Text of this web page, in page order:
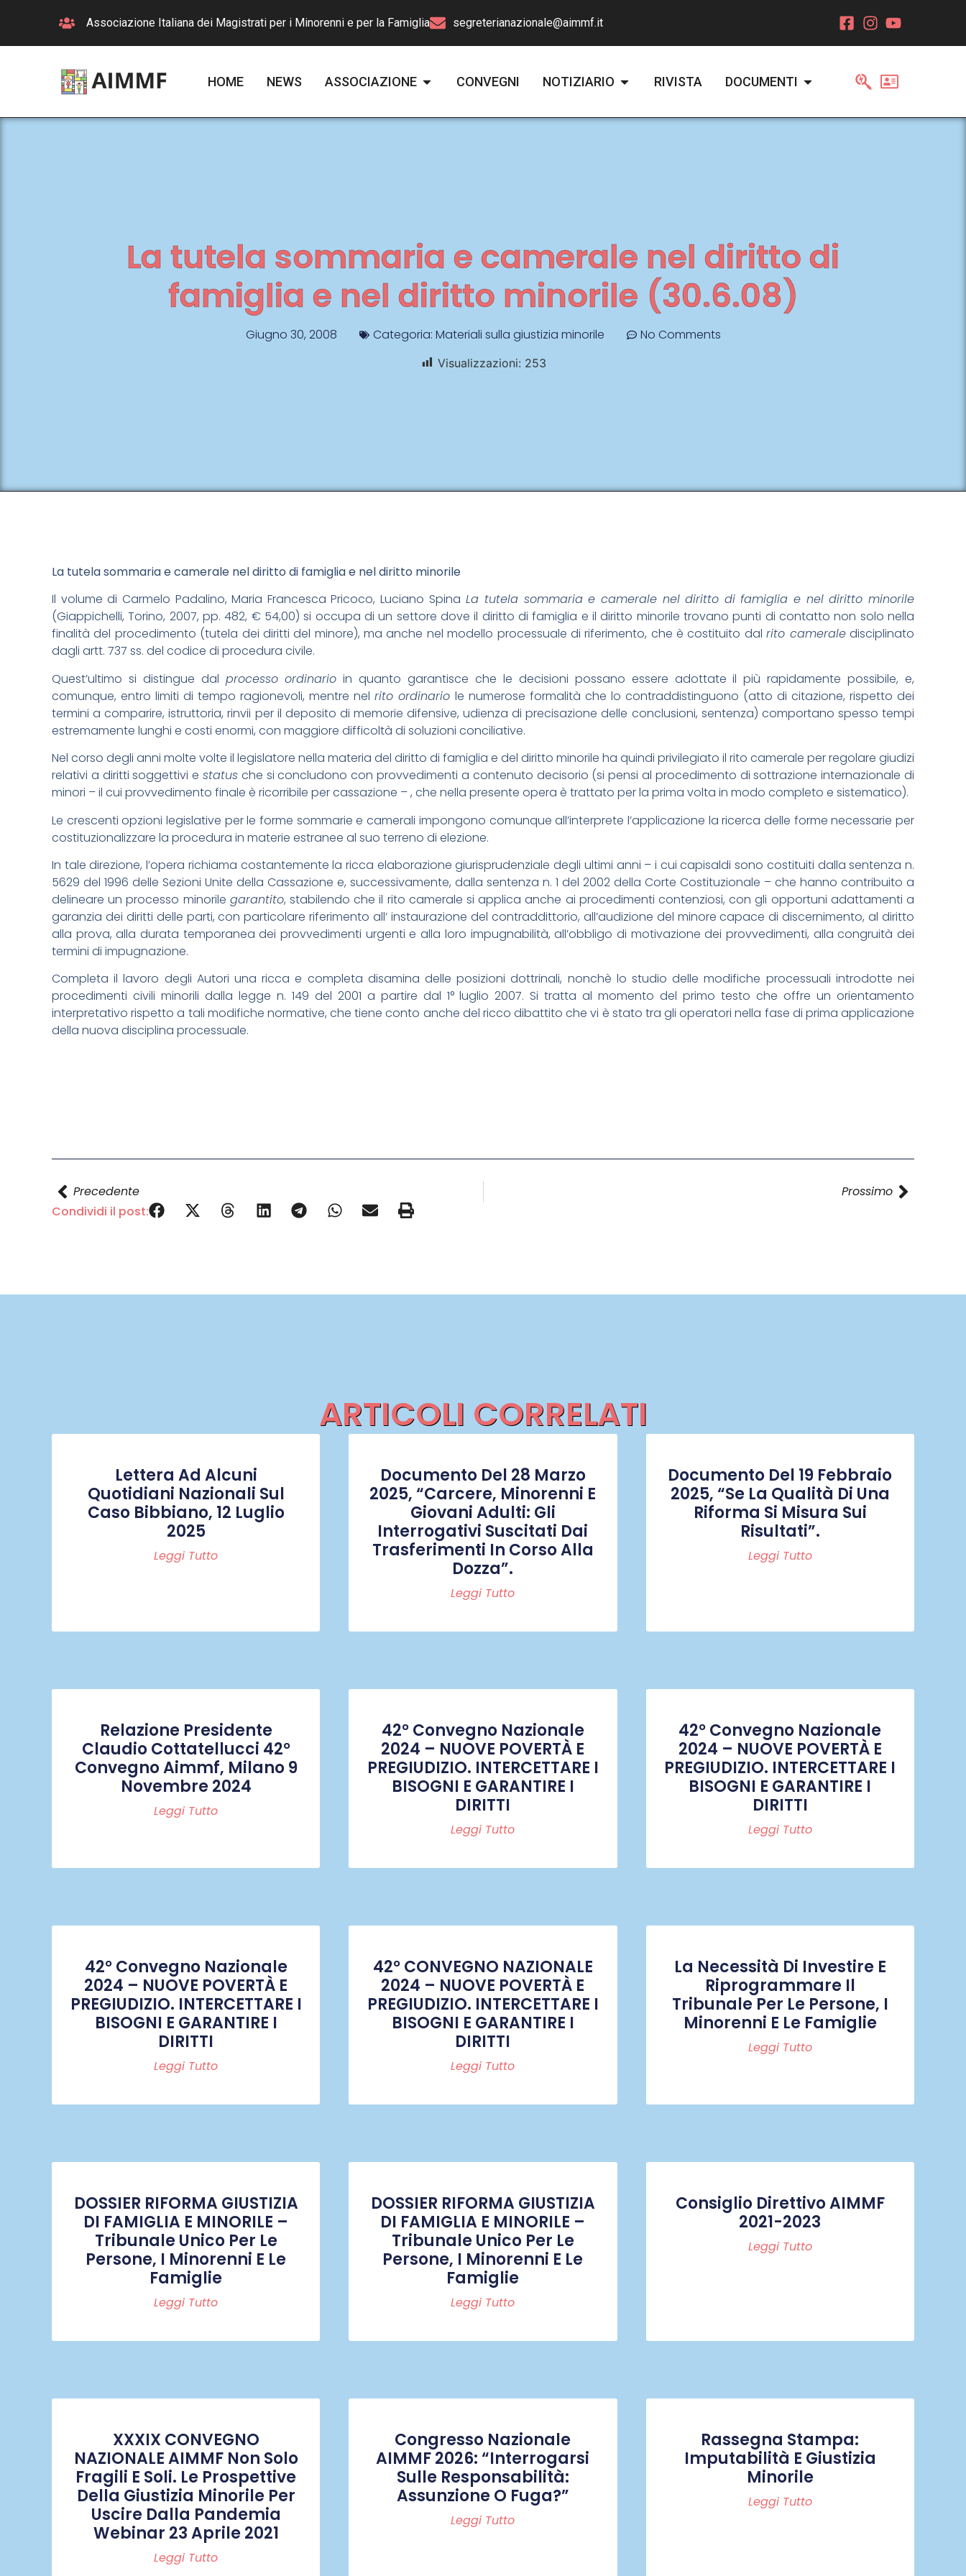
Associazione Italiana dei Magistrati per i Minorenni e per la Famiglia segreterianazionale@aimmf.it
HOME NEWS ASSOCIAZIONE CONVEGNI NOTIZIARIO RIVISTA DOCUMENTI
La tutela sommaria e camerale nel diritto di
famiglia e nel diritto minorile (30.6.08)
Giugno 30, 2008 Categoria: Materiali sulla giustizia minorile No Comments
Visualizzazioni: 253
La tutela sommaria e camerale nel diritto di famiglia e nel diritto minorile
Il volume di Carmelo Padalino, Maria Francesca Pricoco, Luciano Spina La tutela sommaria e camerale nel diritto di famiglia e nel diritto minorile
(Giappichelli, Torino, 2007, pp. 482, € 54,00) si occupa di un settore dove il diritto di famiglia e il diritto minorile trovano punti di contatto non solo nella
finalità del procedimento (tutela dei diritti del minore), ma anche nel modello processuale di riferimento, che è costituito dalrito cameraledisciplinato
dagli artt. 737 ss. del codice di procedura civile.
Quest’ultimo si distingue dal processo ordinario in quanto garantisce che le decisioni possano essere adottate il più rapidamente possibile, e,
comunque, entro limiti di tempo ragionevoli, mentre nelrito ordinario le numerose formalità che lo contraddistinguono (atto di citazione, rispetto dei
termini a comparire, istruttoria, rinvii per il deposito di memorie difensive, udienza di precisazione delle conclusioni, sentenza) comportano spesso tempi
estremamente lunghi e costi enormi, con maggiore difficoltà di soluzioni conciliative.
Nel corso degli anni molte volte il legislatore nella materia del diritto di famiglia e del diritto minorile ha quindi privilegiato il rito camerale per regolare giudizi
relativi a diritti soggettivi estatus che si concludono con provvedimenti a contenuto decisorio (si pensi al procedimento di sottrazione internazionale di
minori – il cui provvedimento finale è ricorribile per cassazione – , che nella presente opera è trattato per la prima volta in modo completo e sistematico).
Le crescenti opzioni legislative per le forme sommarie e camerali impongono comunque all’interprete l’applicazione la ricerca delle forme necessarie per
costituzionalizzare la procedura in materie estranee al suo terreno di elezione.
In tale direzione, l’opera richiama costantemente la ricca elaborazione giurisprudenziale degli ultimi anni – i cui capisaldi sono costituiti dalla sentenza n.
5629 del 1996 delle Sezioni Unite della Cassazione e, successivamente, dalla sentenza n. 1 del 2002 della Corte Costituzionale – che hanno contribuito a
delineare un processo minorile garantito, stabilendo che il rito camerale si applica anche ai procedimenti contenziosi, con gli opportuni adattamenti a
garanzia dei diritti delle parti, con particolare riferimento all’ instaurazione del contraddittorio, all’audizione del minore capace di discernimento, al diritto
alla prova, alla durata temporanea dei provvedimenti urgenti e alla loro impugnabilità, all’obbligo di motivazione dei provvedimenti, alla congruità dei
termini di impugnazione.
Completa il lavoro degli Autori una ricca e completa disamina delle posizioni dottrinali, nonchè lo studio delle modifiche processuali introdotte nei
procedimenti civili minorili dalla legge n. 149 del 2001 a partire dal 1° luglio 2007. Si tratta al momento del primo testo che offre un orientamento
interpretativo rispetto a tali modifiche normative, che tiene conto anche del ricco dibattito che vi è stato tra gli operatori nella fase di prima applicazione
della nuova disciplina processuale.
Precedente
Prossimo
Condividi il post:
ARTICOLI CORRELATI
Lettera Ad Alcuni
Quotidiani Nazionali Sul
Caso Bibbiano, 12 Luglio
2025
Leggi Tutto
Documento Del 28 Marzo
2025, “Carcere, Minorenni E
Giovani Adulti: Gli
Interrogativi Suscitati Dai
Trasferimenti In Corso Alla
Dozza”.
Leggi Tutto
Documento Del 19 Febbraio
2025, “Se La Qualità Di Una
Riforma Si Misura Sui
Risultati”.
Leggi Tutto
Relazione Presidente
Claudio Cottatellucci 42°
Convegno Aimmf, Milano 9
Novembre 2024
Leggi Tutto
42° Convegno Nazionale
2024 – NUOVE POVERTÀ E
PREGIUDIZIO. INTERCETTARE I
BISOGNI E GARANTIRE I
DIRITTI
Leggi Tutto
42° Convegno Nazionale
2024 – NUOVE POVERTÀ E
PREGIUDIZIO. INTERCETTARE I
BISOGNI E GARANTIRE I
DIRITTI
Leggi Tutto
42° Convegno Nazionale
2024 – NUOVE POVERTÀ E
PREGIUDIZIO. INTERCETTARE I
BISOGNI E GARANTIRE I
DIRITTI
Leggi Tutto
42° CONVEGNO NAZIONALE
2024 – NUOVE POVERTÀ E
PREGIUDIZIO. INTERCETTARE I
BISOGNI E GARANTIRE I
DIRITTI
Leggi Tutto
La Necessità Di Investire E
Riprogrammare Il
Tribunale Per Le Persone, I
Minorenni E Le Famiglie
Leggi Tutto
DOSSIER RIFORMA GIUSTIZIA
DI FAMIGLIA E MINORILE –
Tribunale Unico Per Le
Persone, I Minorenni E Le
Famiglie
Leggi Tutto
DOSSIER RIFORMA GIUSTIZIA
DI FAMIGLIA E MINORILE –
Tribunale Unico Per Le
Persone, I Minorenni E Le
Famiglie
Leggi Tutto
Consiglio Direttivo AIMMF
2021-2023
Leggi Tutto
XXXIX CONVEGNO
NAZIONALE AIMMF Non Solo
Fragili E Soli. Le Prospettive
Della Giustizia Minorile Per
Uscire Dalla Pandemia
Webinar 23 Aprile 2021
Leggi Tutto
Congresso Nazionale
AIMMF 2026: “Interrogarsi
Sulle Responsabilità:
Assunzione O Fuga?”
Leggi Tutto
Rassegna Stampa:
Imputabilità E Giustizia
Minorile
Leggi Tutto